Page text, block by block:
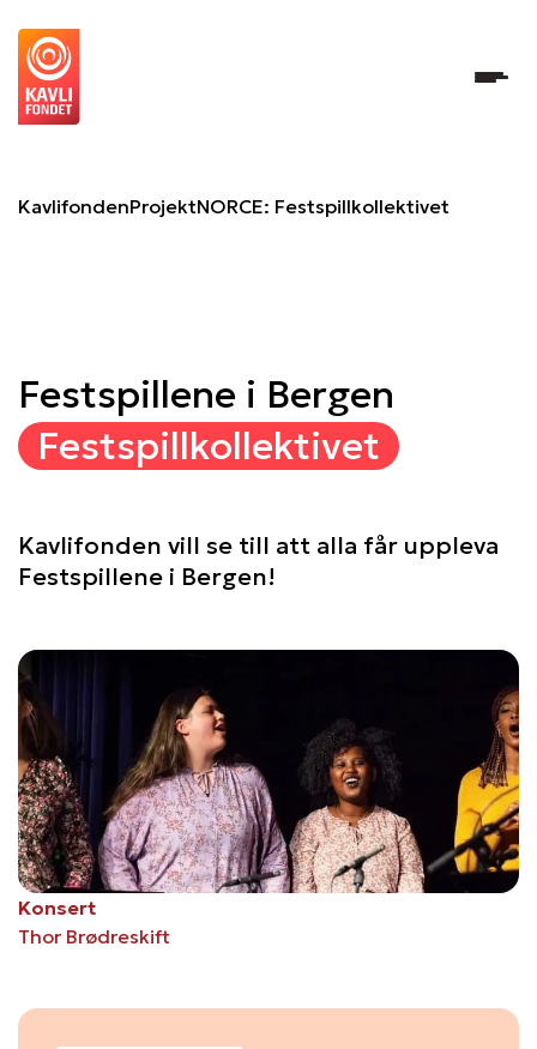
KavlifondenProjektNORCE: Festspillkollektivet
Festspillene i Bergen
Festspillkollektivet
Kavlifonden vill se till att alla får uppleva
Festspillene i Bergen!
Konsert
Thor Brødreskift